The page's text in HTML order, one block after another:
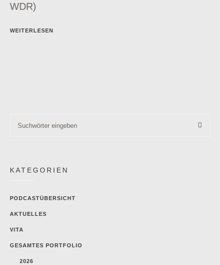
WDR)
WEITERLESEN
KATEGORIEN
PODCASTÜBERSICHT
AKTUELLES
VITA
GESAMTES PORTFOLIO
2026